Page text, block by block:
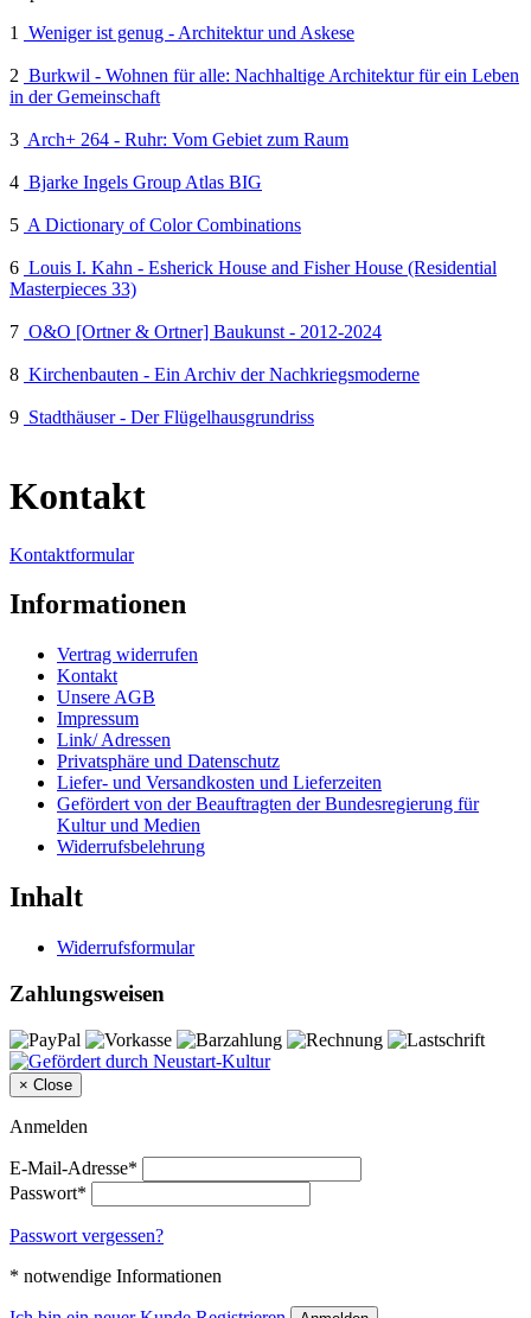
1
Weniger ist genug - Architektur und Askese
2 Burkwil - Wohnen für alle: Nachhaltige Architektur für ein Leben
in der Gemeinschaft
3 Arch+ 264 - Ruhr: Vom Gebiet zum Raum
4 Bjarke Ingels Group Atlas BIG
5 A Dictionary of Color Combinations
6 Louis I. Kahn - Esherick House and Fisher House (Residential
Masterpieces 33)
7 O&O [Ortner & Ortner] Baukunst - 2012-2024
8 Kirchenbauten - Ein Archiv der Nachkriegsmoderne
9 Stadthäuser - Der Flügelhausgrundriss
Kontakt
Kontaktformular
Informationen
Vertrag widerrufen
Kontakt
Unsere AGB
Impressum
Link/ Adressen
Privatsphäre und Datenschutz
Liefer- und Versandkosten und Lieferzeiten
Gefördert von der Beauftragten der Bundesregierung für
Kultur und Medien
Widerrufsbelehrung
Inhalt
Widerrufsformular
Zahlungsweisen
× Close
Anmelden
E-Mail-Adresse*
Passwort*
Passwort vergessen?
* notwendige Informationen